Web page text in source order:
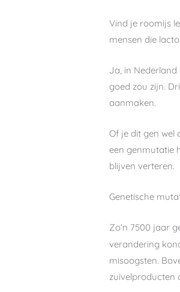
Vind je roomijs
mensen die
Ja, in
goed zou zijn.
aanmaken.
Of je dit gen wel
een genmutatie
blijven verteren.
Genetische
Zo’n 7500 jaar
verandering
misoogsten.
zuivelproducten